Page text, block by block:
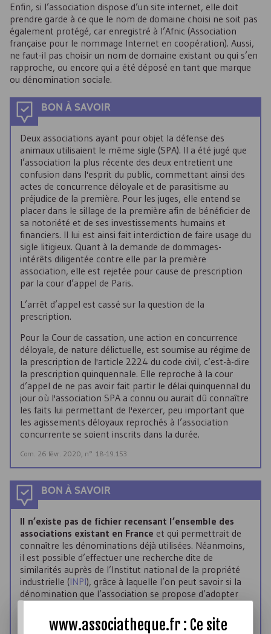
Enfin, si l’association dispose d’un site internet, elle doit
prendre garde à ce que le nom de domaine choisi ne soit pas
également protégé, car enregistré à l’Afnic (Association
française pour le nommage Internet en coopération). Aussi,
ne faut-il pas choisir un nom de domaine existant ou qui s’en
rapproche, ou encore qui a été déposé en tant que marque
ou dénomination sociale.
BON À SAVOIR
Deux associations ayant pour objet la défense des
animaux utilisaient le même sigle (SPA). Il a été jugé que
l’association la plus récente des deux entretient une
confusion dans l'esprit du public, commettant ainsi des
actes de concurrence déloyale et de parasitisme au
préjudice de la première. Pour les juges, elle entend se
placer dans le sillage de la première afin de bénéficier de
sa notoriété et de ses investissements humains et
financiers. Il lui est ainsi fait interdiction de faire usage du
sigle litigieux. Quant à la demande de dommages-
intérêts diligentée contre elle par la première
association, elle est rejetée pour cause de prescription
par la cour d’appel de Paris.
L’arrêt d’appel est cassé sur la question de la
prescription.
Pour la Cour de cassation, une action en concurrence
déloyale, de nature délictuelle, est soumise au régime de
la prescription de l'article 2224 du code civil, c’est-à-dire
la prescription quinquennale. Elle reproche à la cour
d’appel de ne pas avoir fait partir le délai quinquennal du
jour où l'association SPA a connu ou aurait dû connaître
les faits lui permettant de l'exercer, peu important que
les agissements déloyaux reprochés à l’association
concurrente se soient inscrits dans la durée.
Com. 26 févr. 2020, n° 18-19.153
BON À SAVOIR
Il n’existe pas de fichier recensant l’ensemble des
associations existant en France et qui permettrait de
connaître les dénominations déjà utilisées. Néanmoins,
il est possible d’effectuer une recherche dite de
similarités auprès de l’Institut national de la propriété
industrielle (INPI), grâce à laquelle l’on peut savoir si la
dénomination que l’association se propose d’adopter
dénomination sociale, ou de consulter le site internet du
Journal officielqui enregistre les associations déclarées
www.associatheque.fr : Ce site